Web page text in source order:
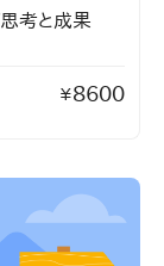
考と成果
¥8600